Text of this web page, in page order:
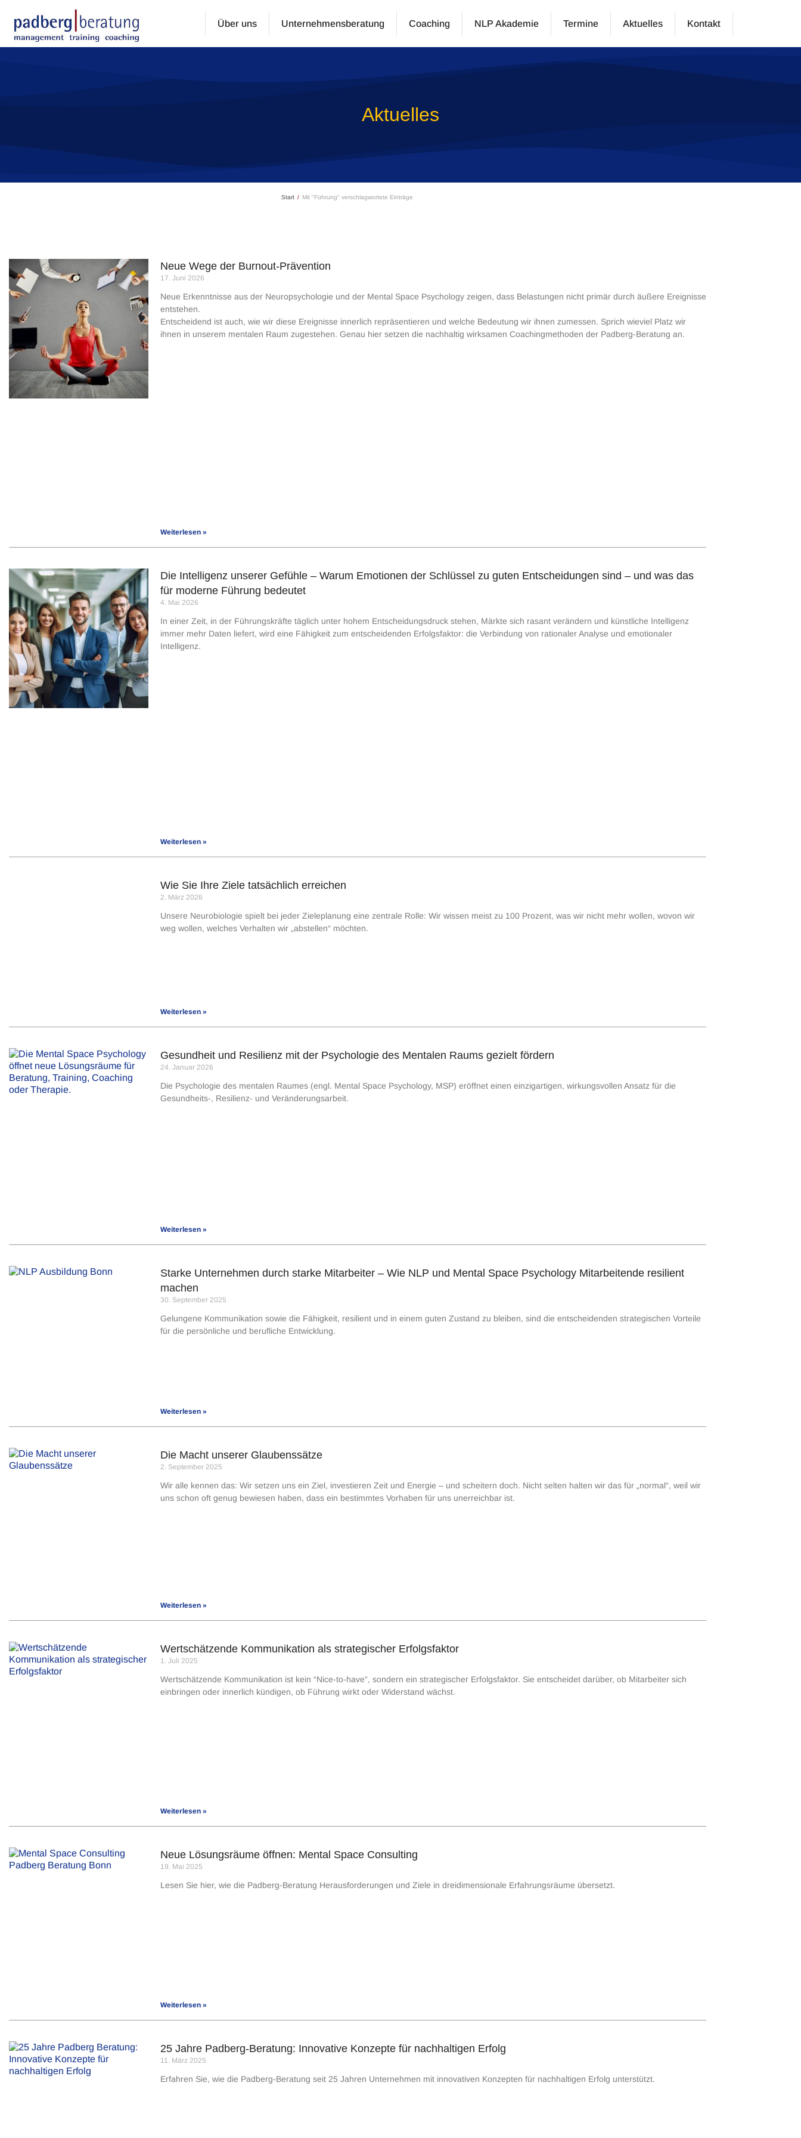
Über uns Unternehmensberatung Coaching NLP Akademie Termine Aktuelles Kontakt
Aktuelles
Start Mit "Führung" verschlagwortete Einträge
Neue Wege der Burnout-Prävention
17. Juni 2026
Neue Erkenntnisse aus der Neuropsychologie und der Mental Space Psychology zeigen, dass Belastungen nicht primär durch äußere Ereignisse
entstehen.
Entscheidend ist auch, wie wir diese Ereignisse innerlich repräsentieren und welche Bedeutung wir ihnen zumessen. Sprich wieviel Platz wir
ihnen in unserem mentalen Raum zugestehen. Genau hier setzen die nachhaltig wirksamen Coachingmethoden der Padberg-Beratung an.
Weiterlesen »
Die Intelligenz unserer Gefühle – Warum Emotionen der Schlüssel zu guten Entscheidungen sind – und was das
für moderne Führung bedeutet
4. Mai 2026
In einer Zeit, in der Führungskräfte täglich unter hohem Entscheidungsdruck stehen, Märkte sich rasant verändern und künstliche Intelligenz
immer mehr Daten liefert, wird eine Fähigkeit zum entscheidenden Erfolgsfaktor: die Verbindung von rationaler Analyse und emotionaler
Intelligenz.
Weiterlesen »
Wie Sie Ihre Ziele tatsächlich erreichen
2. März 2026
Unsere Neurobiologie spielt bei jeder Zieleplanung eine zentrale Rolle: Wir wissen meist zu 100 Prozent, was wir nicht mehr wollen, wovon wir
weg wollen, welches Verhalten wir „abstellen“ möchten.
Weiterlesen »
Gesundheit und Resilienz mit der Psychologie des Mentalen Raums gezielt fördern
24. Januar 2026
Die Psychologie des mentalen Raumes (engl. Mental Space Psychology, MSP) eröffnet einen einzigartigen, wirkungsvollen Ansatz für die
Gesundheits-, Resilienz- und Veränderungsarbeit.
Weiterlesen »
Starke Unternehmen durch starke Mitarbeiter – Wie NLP und Mental Space Psychology Mitarbeitende resilient
machen
30. September 2025
Gelungene Kommunikation sowie die Fähigkeit, resilient und in einem guten Zustand zu bleiben, sind die entscheidenden strategischen Vorteile
für die persönliche und berufliche Entwicklung.
Weiterlesen »
Die Macht unserer Glaubenssätze
2. September 2025
Wir alle kennen das: Wir setzen uns ein Ziel, investieren Zeit und Energie – und scheitern doch. Nicht selten halten wir das für „normal“, weil wir
uns schon oft genug bewiesen haben, dass ein bestimmtes Vorhaben für uns unerreichbar ist.
Weiterlesen »
Wertschätzende Kommunikation als strategischer Erfolgsfaktor
1. Juli 2025
Wertschätzende Kommunikation ist kein “Nice-to-have”, sondern ein strategischer Erfolgsfaktor. Sie entscheidet darüber, ob Mitarbeiter sich
einbringen oder innerlich kündigen, ob Führung wirkt oder Widerstand wächst.
Weiterlesen »
Neue Lösungsräume öffnen: Mental Space Consulting
19. Mai 2025
Lesen Sie hier, wie die Padberg-Beratung Herausforderungen und Ziele in dreidimensionale Erfahrungsräume übersetzt.
Weiterlesen »
25 Jahre Padberg-Beratung: Innovative Konzepte für nachhaltigen Erfolg
11. März 2025
Erfahren Sie, wie die Padberg-Beratung seit 25 Jahren Unternehmen mit innovativen Konzepten für nachhaltigen Erfolg unterstützt.